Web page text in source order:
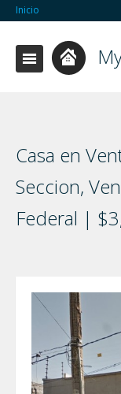
Inicio
Casa en
Seccion,
Federal |